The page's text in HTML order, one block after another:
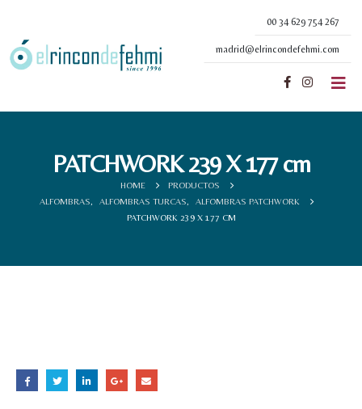
00 34 629 754 267
madrid@elrincondefehmi.com
PATCHWORK 239 X 177 cm
HOME
PRODUCTOS
ALFOMBRAS
ALFOMBRAS TURCAS
ALFOMBRAS PATCHWORK
PATCHWORK 239 X 177 CM